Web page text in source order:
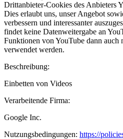
Drittanbieter-Cookies des Anbieters
Dies erlaubt uns, unser Angebot
verbessern und interessanter
findet keine Datenweitergabe an
Funktionen von YouTube dann auch
verwendet werden.
Beschreibung:
Einbetten von Videos
Verarbeitende Firma:
Google Inc.
Nutzungsbedingungen: https://